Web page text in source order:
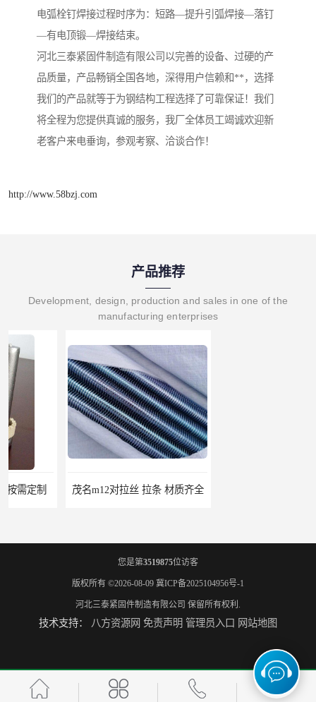
电弧栓钉焊接过程时序为：短路—提升引弧焊接—落钉
—有电顶锻—焊接结束。
河北三泰紧固件制造有限公司以完善的设备、过硬的产
品质量，产品畅销全国各地，深得用户信赖和**，选择
我们的产品就等于为钢结构工程选择了可靠保证！我们
将全程为您提供真诚的服务，我厂全体员工竭诚欢迎新
老客户来电垂询，参观考察、洽谈合作！
http://www.58bzj.com
产品推荐
Development, design, production and sales in one of the
manufacturing enterprises
茂名m12对拉丝 拉条 材质齐全 江苏对拉丝图片 拉条 高服务
江门地脚螺栓 地笼 量大从优 桂林7字地脚螺栓 地笼 高服务
您是第3519875位访客
版权所有 ©2026-08-09 冀ICP备2025104956号-1
河北三泰紧固件制造有限公司 保留所有权利.
技术支持： 八方资源网 免责声明 管理员入口 网站地图